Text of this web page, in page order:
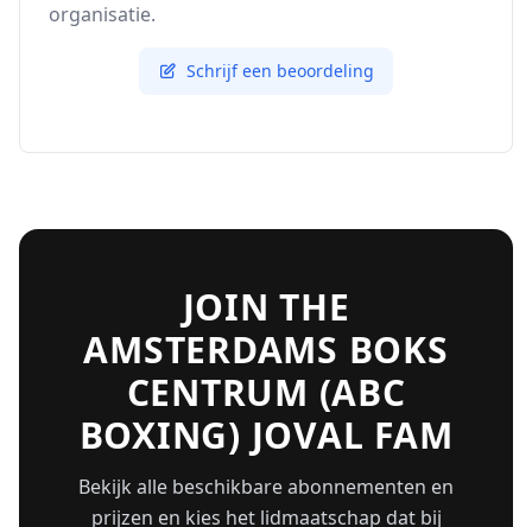
organisatie.
Schrijf een beoordeling
JOIN THE
AMSTERDAMS BOKS
CENTRUM (ABC
BOXING) JOVAL FAM
Bekijk alle beschikbare abonnementen en
prijzen en kies het lidmaatschap dat bij